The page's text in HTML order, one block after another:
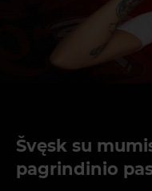
Švęsk su
pagrindinio